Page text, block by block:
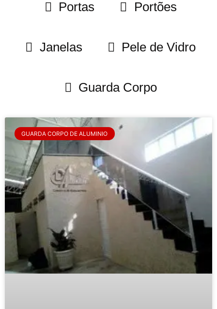
Portas Portões
Janelas Pele de Vidro
Guarda Corpo
GUARDA CORPO DE ALUMINIO